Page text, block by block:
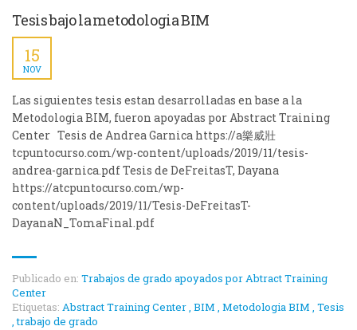
Tesis bajo la metodologia BIM
15
NOV
Las siguientes tesis estan desarrolladas en base a la
Metodologia BIM, fueron apoyadas por Abstract Training
Center Tesis de Andrea Garnica https://a 樂威壯
tcpuntocurso.com/wp-content/uploads/2019/11/tesis-
andrea-garnica.pdf Tesis de DeFreitasT, Dayana
https://atcpuntocurso.com/wp-
content/uploads/2019/11/Tesis-DeFreitasT-
DayanaN_TomaFinal.pdf
Publicado en: Trabajos de grado apoyados por Abtract Training
Center
Etiquetas: Abstract Training Center, BIM , Metodologia BIM , Tesis
, trabajo de grado